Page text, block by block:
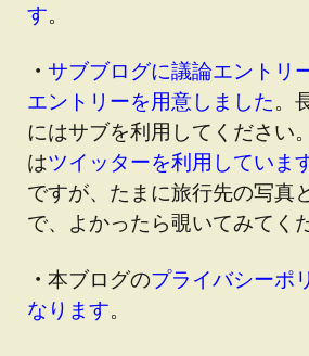
す。
・ サブブログに議論エントリ
エントリーを用意しました。
にはサブを利用してください。
はツイッターを利用していま
ですが、たまに旅行先の写真
で、よかったら覗いてみてく
・ 本ブログのプライバシーポ
なります。